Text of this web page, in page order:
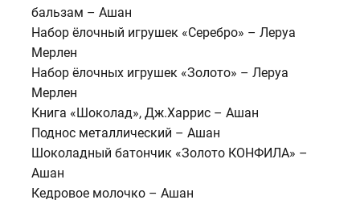
бальзам – Ашан
Набор ёлочный игрушек «Серебро» – Леруа
Мерлен
Набор ёлочных игрушек «Золото» – Леруа
Мерлен
Книга «Шоколад», Дж.Харрис – Ашан
Поднос металлический – Ашан
Шоколадный батончик «Золото КОНФИЛА» –
Ашан
Кедровое молочко – Ашан